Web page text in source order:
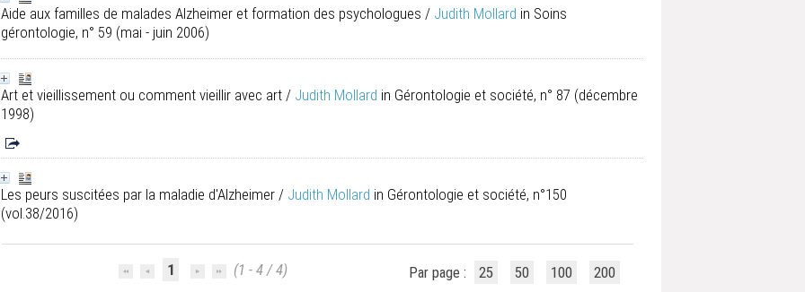
Aide aux familles de malades Alzheimer et formation des psychologues / Judith Mollard in Soins
gérontologie, n° 59 (mai - juin 2006)
Art et vieillissement ou comment vieillir avec art / Judith Mollard in Gérontologie et société, n° 87 (décembre
1998)
Les peurs suscitées par la maladie d'Alzheimer / Judith Mollard in Gérontologie et société, n°150
(vol.38/2016)
1 (1 - 4 / 4) Par page : 25 50 100 200